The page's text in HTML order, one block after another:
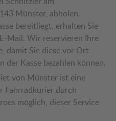
Münster, abholen.
bereitliegt, erhalten Sie
Mail. Wir reservieren Ihre
damit Sie diese vor Ort
der Kasse bezahlen können.
von Münster ist eine
Fahrradkurier durch
möglich, dieser Service